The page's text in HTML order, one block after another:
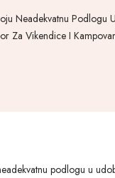
Neadekvatnu
Za Vikendice I
podlogu u